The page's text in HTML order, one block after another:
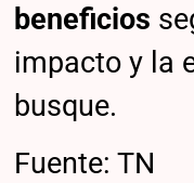
beneficios
impacto y la
busque.
Fuente: TN